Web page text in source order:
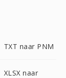
TXT naar PNM
XLSX naar